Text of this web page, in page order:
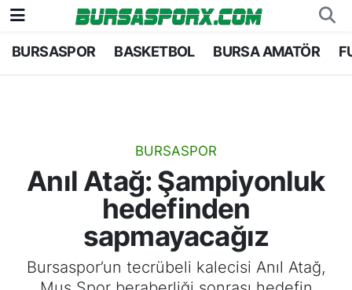
BURSASPOR BASKETBOL BURSA AMATÖR
BURSASPOR
Anıl Atağ: Şampiyonluk
hedefinden
sapmayacağız
Bursaspor’un tecrübeli kalecisi Anıl Atağ,
Bursaspor
Bursa Amatör
Voleybol
Bursa Nöbetçi Eczaneler
Bursa Trafik Yoğunluk Haritası
TFF 1.Lig Puan Durumu ve Fikstür
Tüm Manşetler